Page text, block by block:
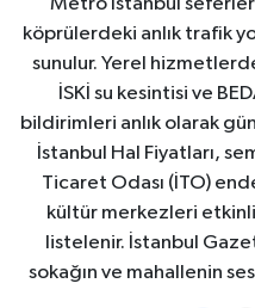
Metro İstanbul
köprülerdeki anlık trafik
sunulur. Yerel
İSKİ su kesintisi ve
bildirimleri anlık olarak
İstanbul Hal Fiyatları,
Ticaret Odası (İTO)
kültür merkezleri
listelenir. İstanbul
sokağın ve mahallenin